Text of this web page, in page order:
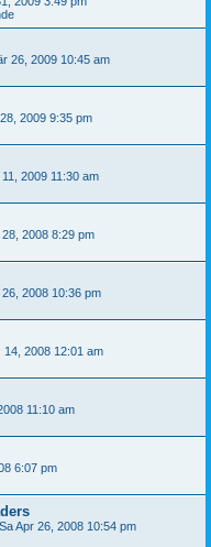
26, 2009 10:45 am
2009 9:35 pm
2009 11:30 am
2008 8:29 pm
2008 10:36 pm
14, 2008 12:01 am
11:10 am
6:07 pm
Sa Apr 26, 2008 10:54 pm